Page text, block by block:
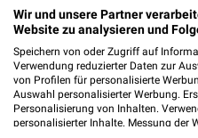
Wir und unsere Partner
Website zu analysieren und
Speichern von oder Zugriff auf
Verwendung reduzierter Daten zur
von Profilen für personalisierte
Auswahl personalisierter Werbung.
Personalisierung von Inhalten.
personalisierter Inhalte. Messung der